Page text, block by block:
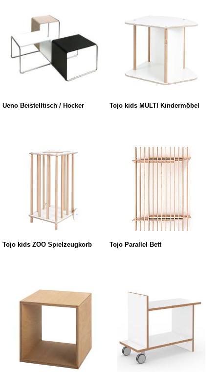
Ueno Beistelltisch / Hocker Tojo kids MULTI Kindermöbel
Tojo kids ZOO Spielzeugkorb Tojo Parallel Bett